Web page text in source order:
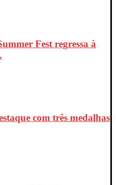
Fest regressa à
com três medalhas